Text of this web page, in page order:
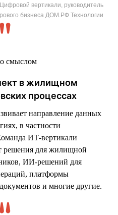
вертикали, руководитель
бизнеса ДОМ.РФ Технологии
в жилищном
процессах
направление данных
в частности
ИТ-вертикали
решения для жилищной
ИИ-решений для
платформы
и многие другие.